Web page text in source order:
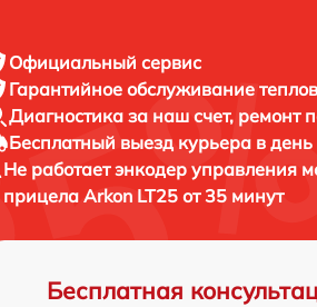
Официальный сервис
Гарантийное обслуживание
Диагностика за наш счет, ремонт
Бесплатный выезд курьера в
Не работает энкодер управления
прицела Arkon LT25 от 35 минут
Бесплатная